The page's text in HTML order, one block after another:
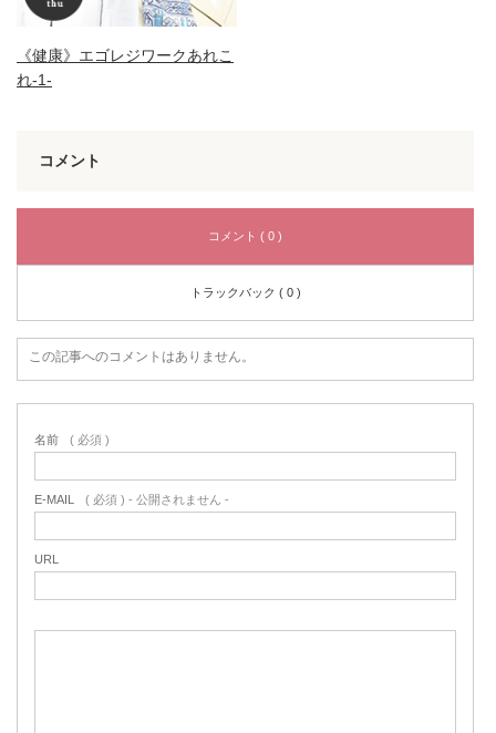
《健康》エゴレジワークあれこ
れ-1-
コメント
コメント ( 0 )
トラックバック ( 0 )
この記事へのコメントはありません。
名前 ( 必須 )
E-MAIL ( 必須 ) - 公開されません -
URL